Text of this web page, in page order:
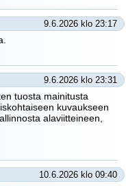
9.6.2026 klo 23:17
9.6.2026 klo 23:31
tuosta mainitusta
kuvaukseen
alaviitteineen,
10.6.2026 klo 09:40